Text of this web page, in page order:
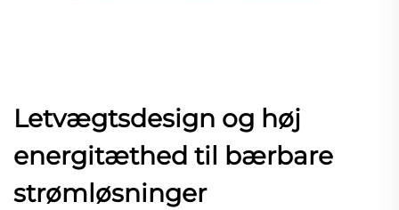
Letvægtsdesign og høj
energitæthed til bærbare
strømløsninger